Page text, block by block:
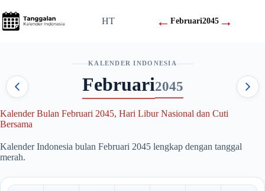
to
content
HT ←Februari2045 →
KALENDER INDONESIA
Februari2045
Kalender Bulan Februari 2045, Hari Libur Nasional dan Cuti
Bersama
Kalender Indonesia bulan Februari 2045 lengkap dengan tanggal
merah.